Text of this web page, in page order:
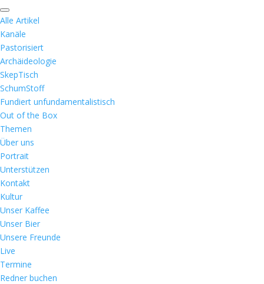
Alle Artikel
Kanäle
Pastorisiert
Archäideologie
SkepTisch
SchumStoff
Fundiert unfundamentalistisch
Out of the Box
Themen
Über uns
Portrait
Unterstützen
Kontakt
Kultur
Unser Kaffee
Unser Bier
Unsere Freunde
Live
Termine
Redner buchen